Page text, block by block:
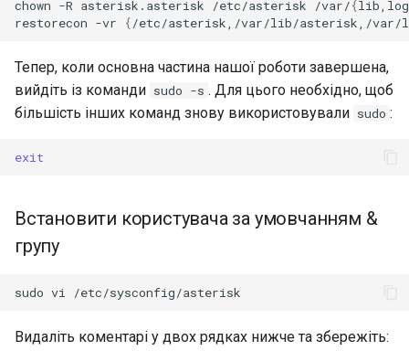
chown -R asterisk.asterisk /etc/asterisk /var/{
restorecon -vr {/etc/asterisk,/var/lib/asterisk,/var/
Тепер, коли основна частина нашої роботи завершена,
вийдіть із команди sudo -s . Для цього необхідно, щоб
більшість інших команд знову використовували sudo :
exit
Встановити користувача за умовчанням &
групу
sudo vi
Видаліть коментарі у двох рядках нижче та збережіть: